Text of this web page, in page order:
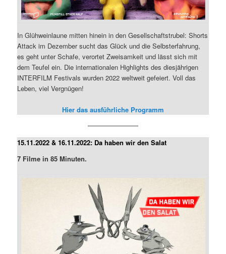
In Glühweinlaune mitten hinein in den Gesellschaftstrubel: Shorts
Attack im Dezember sucht das Glück und die Selbsterfahrung,
es geht unter Schafe, verortet Zweisamkeit und lässt sich mit
dem Teufel ein. Die internationalen Highlights des diesjährigen
INTERFILM Festivals wurden 2022 weltweit gefeiert. Voll das
Leben, viel Vergnügen!
Hier das ausführliche Programm
15.11.2022 & 16.11.2022: Da haben wir den Salat
7 Filme in 85 Minuten.